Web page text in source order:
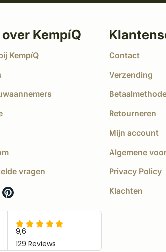
KempíQ
KempíQ
vragen
Contact
Verzending
Retourneren
Mijn account
Algemene
Privacy Policy
Klachten